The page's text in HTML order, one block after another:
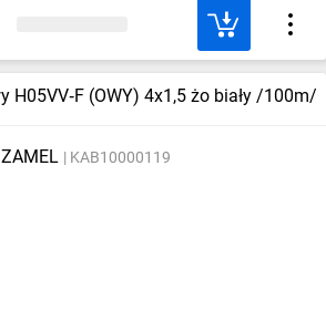
H05VV‑F (OWY) 4x1,5 żo biały /100m/
ZAMEL KAB10000119